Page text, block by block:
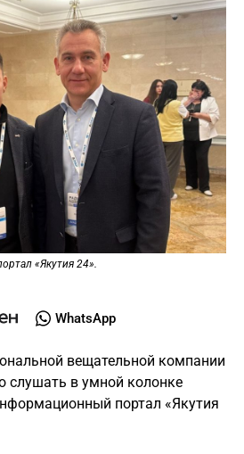
«Якутия 24».
WhatsApp
вещательной компании
слушать в умной колонке
портал «Якутия